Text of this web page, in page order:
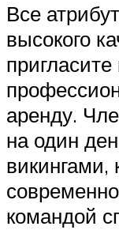
Все
высокого
аренду.
на один
командой